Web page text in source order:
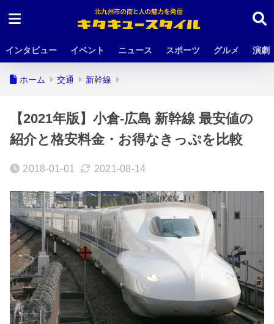
インタビュー イベント ニュース スポーツ グルメ 演劇
ホーム 交通 新幹線
【2021年版】小倉-広島 新幹線 最安値の
紹介と格安料金・お得なきっぷを比較
2018-01-01 2021-08-14